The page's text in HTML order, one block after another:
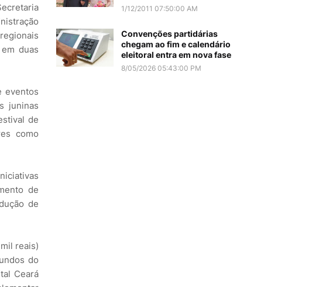
duas
eventos
juninas
de
como
de
de
reais)
do
Ceará
1/12/2011 07:50:00 AM
Convenções partidárias
chegam ao fim e calendário
eleitoral entra em nova fase
8/05/2026 05:43:00 PM